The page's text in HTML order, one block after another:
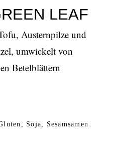
LEAF
Austernpilze und
umwickelt von
Betelblättern
Soja, Sesamsamen